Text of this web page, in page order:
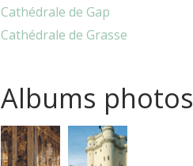
Cathédrale de Gap
Cathédrale de Grasse
Albums photos